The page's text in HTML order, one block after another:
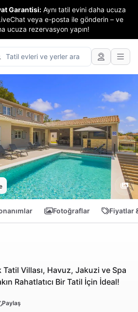
Garantisi: Aynı tatil evini daha ucuza
veya e-posta ile gönderin – ve
ucuza rezervasyon yapın!
Fotoğraflar Fiyatlar
Tatil Villası, Havuz, Jakuzi ve Spa
Rahatlatıcı Bir Tatil İçin İdeal!
Paylaş